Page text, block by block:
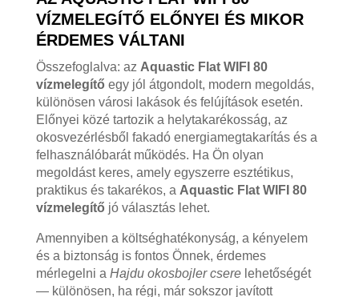
VÍZMELEGÍTŐ ELŐNYEI ÉS MIKOR
ÉRDEMES VÁLTANI
Összefoglalva: az Aquastic Flat WIFI 80
vízmelegítő egy jól átgondolt, modern megoldás,
különösen városi lakások és felújítások esetén.
Előnyei közé tartozik a helytakarékosság, az
okosvezérlésből fakadó energiamegtakarítás és a
felhasználóbarát működés. Ha Ön olyan
megoldást keres, amely egyszerre esztétikus,
praktikus és takarékos, a Aquastic Flat WIFI 80
vízmelegítő jó választás lehet.
Amennyiben a költséghatékonyság, a kényelem
és a biztonság is fontos Önnek, érdemes
mérlegelni a Hajdu okosbojler cserelehetőségét
— különösen, ha régi, már sokszor javított